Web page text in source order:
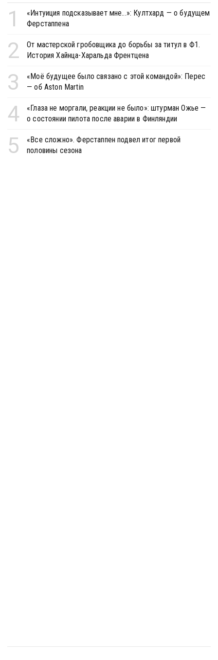
1
«Интуиция подсказывает мне...»: Култхард — о будущем
Ферстаппена
2
От мастерской гробовщика до борьбы за титул в Ф1.
История Хайнца-Харальда Френтцена
3
«Моё будущее было связано с этой командой»: Перес
— об Aston Martin
4
«Глаза не моргали, реакции не было»: штурман Ожье —
о состоянии пилота после аварии в Финляндии
5
«Все сложно». Ферстаппен подвел итог первой
половины сезона